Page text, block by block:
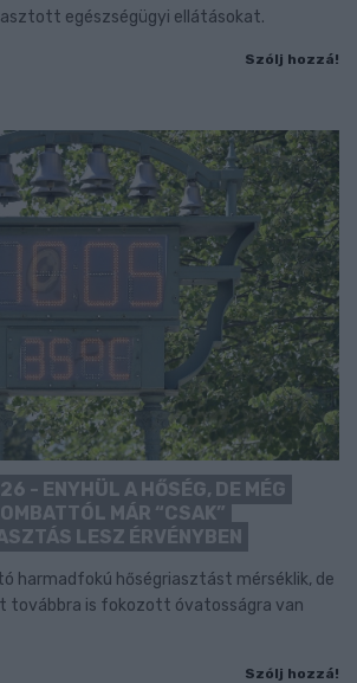
egészségügyi ellátásokat.
Szólj hozzá!
- ENYHÜL A HŐSÉG, DE MÉG
MÁR “CSAK”
LESZ ÉRVÉNYBEN
harmadfokú hőségriasztást mérséklik, de
továbbra is fokozott óvatosságra van
Szólj hozzá!